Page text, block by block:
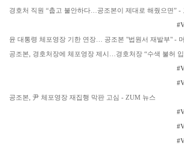
경호처 직원 “춥고 불안하다…공조본이 제대로 해줬으면” -
윤 대통령 체포영장 기한 연장… 공조본 "법원서 재발부" -
공조본, 경호처장에 체포영장 제시…경호처장 “수색 불허
공조본, 尹 체포영장 재집행 막판 고심 - ZUM 뉴스